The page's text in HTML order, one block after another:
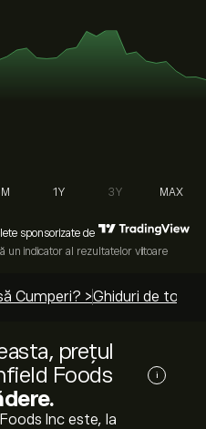
1Y 3Y MAX
sponsorizate de
un indicator al rezultatelor viitoare
Cumperi? >Ghiduri de top >
prețul
Foods
i
Inc este, la